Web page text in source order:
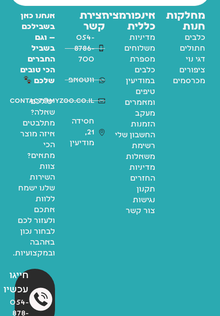
מחלקות
חנות
כלבים
חתולים
דגי נוי
ציפורים
מכרסמים
אינפורמציה
כללית
מדיניות
משלוחים
מספרת
כלבים
במודיעין
טיפים
ומאמרים
מעקב
הזמנות
החשבון שלי
רשימת
משאלות
מדיניות
החזרים
תקנון
נגישות
צור קשר
יצירת
קשר
054-
8786-
700
ווטסאפ
contact@myzoo.co.il
חסידה
21,
מודיעין
אנחנו כאן
בשבילכם
— וגם
בשביל
החברים
הכי טובים
שלכם
יש לכם
שאלה?
מתלבטים
איזה מוצר
הכי
מתאים?
צוות
השירות
שלנו ישמח
ללוות
אתכם
ולעזור לכם
לבחור נכון
באהבה
ובמקצועיות.
חייגו
עכשיו
054-
878-